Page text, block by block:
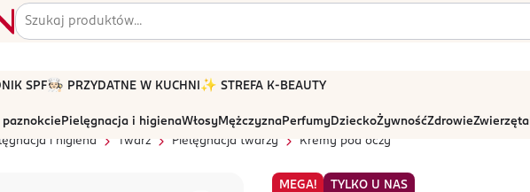
SPF🧑🏻‍🍳 PRZYDATNE W KUCHNI ✨ STREFA K-BEAUTY
Pielęgnacja i higienaWłosyMężczyznaPerfumyDzieckoŻywnośćZdrowieZwierzęta
i higiena Twarz Pielęgnacja twarzy Kremy pod oczy
MEGA! TYLKO U NAS